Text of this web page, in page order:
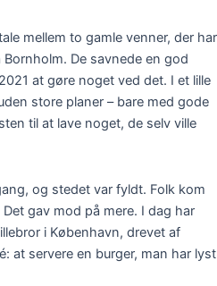
mellem to gamle venner, der har
De savnede en god
at gøre noget ved det. I et lille
store planer – bare med gode
til at lave noget, de selv ville
og stedet var fyldt. Folk kom
gav mod på mere. I dag har
i København, drevet af
at servere en burger, man har lyst